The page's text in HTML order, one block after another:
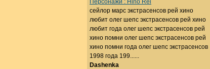
Персонажи : Hino Rei
сейлор марс экстрасенсов рей хино
любит олег шепс экстрасенсов рей хино
любит года олег шепс экстрасенсов рей
хино помни олег шепс экстрасенсов рей
хино помни года олег шепс экстрасенсов
1998 года 199......
Dashenka